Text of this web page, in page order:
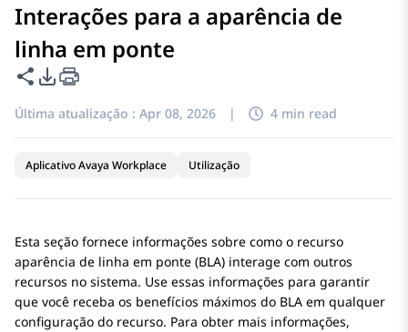
Interações para a aparência de
linha em ponte
Compartilhar esta página
Opções de exportação de PDF
Última atualização : Apr 08, 2026 | 4 min read
Aplicativo Avaya Workplace Utilização
Esta seção fornece informações sobre como o recurso
aparência de linha em ponte (BLA) interage com outros
recursos no sistema. Use essas informações para garantir
que você receba os benefícios máximos do BLA em qualquer
configuração do recurso. Para obter mais informações,